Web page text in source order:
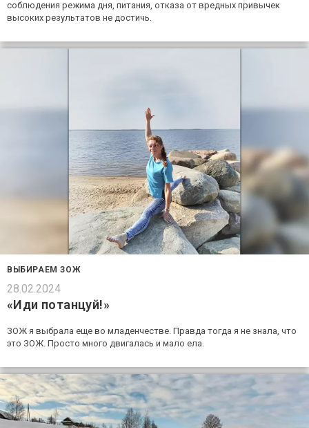
соблюдения режима дня, питания, отказа от вредных привычек
высоких результатов не достичь.
ВЫБИРАЕМ ЗОЖ
28.02.2024
«Иди потанцуй!»
ЗОЖ я выбрала еще во младенчестве. Правда тогда я не знала, что
это ЗОЖ. Просто много двигалась и мало ела.